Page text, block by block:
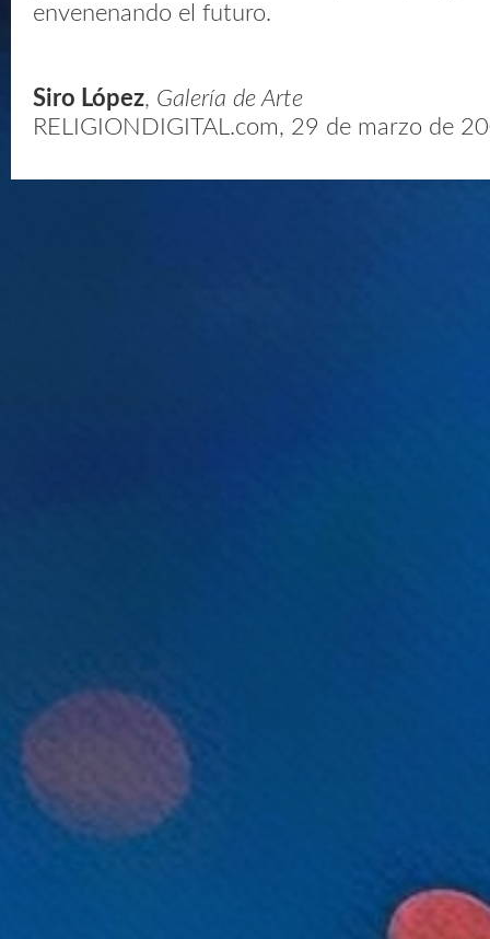
envenenando el futuro.
Siro López, Galería de Arte
RELIGIONDIGITAL.com, 29 de marzo de